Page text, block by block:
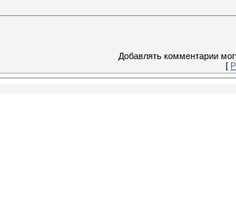
Добавлять комментарии
[